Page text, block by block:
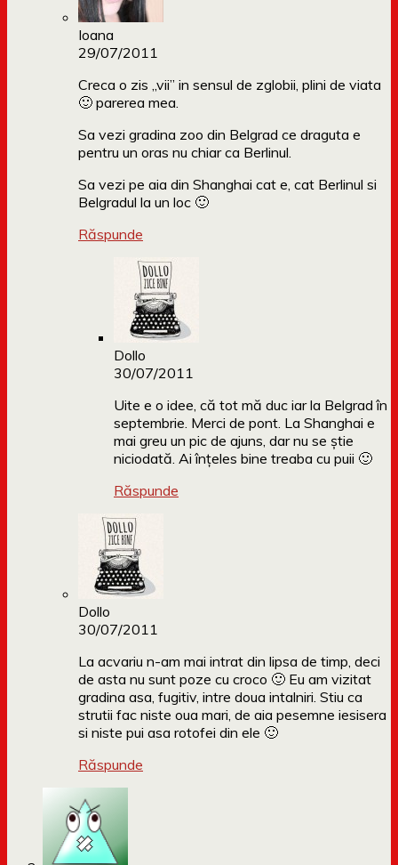
Ioana
29/07/2011
Creca o zis „vii” in sensul de zglobii, plini de viata
🙂 parerea mea.
Sa vezi gradina zoo din Belgrad ce draguta e
pentru un oras nu chiar ca Berlinul.
Sa vezi pe aia din Shanghai cat e, cat Berlinul si
Belgradul la un loc 🙂
Răspunde
Dollo
30/07/2011
Uite e o idee, că tot mă duc iar la Belgrad în
septembrie. Merci de pont. La Shanghai e
mai greu un pic de ajuns, dar nu se știe
niciodată. Ai înțeles bine treaba cu puii 🙂
Răspunde
Dollo
30/07/2011
La acvariu n-am mai intrat din lipsa de timp, deci
de asta nu sunt poze cu croco 🙂 Eu am vizitat
gradina asa, fugitiv, intre doua intalniri. Stiu ca
strutii fac niste oua mari, de aia pesemne iesisera
si niste pui asa rotofei din ele 🙂
Răspunde